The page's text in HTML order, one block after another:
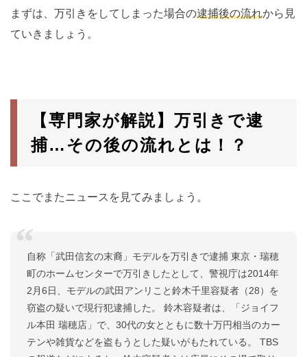
まずは、万引きをしてしまった場合の逮捕後の流れから見
ていきましょう。
【専門家が解説】万引きで逮
捕…その後の流れとは！？
ここでまたニュースを見てみましょう。
自称「武田信玄の末裔」モデルを万引きで逮捕 東京・瑞穂
町のホームセンターで万引きしたとして、警視庁は2014年
2月6日、モデルの武田アンリこと鈴木千里容疑者（28）を
窃盗の疑いで現行犯逮捕した。 鈴木容疑者は、「ジョイフ
ル本田 瑞穂店」で、30代の女とともに数十万円相当のカー
テンや雑貨などを盗もうとした疑いがもたれている。 TBS